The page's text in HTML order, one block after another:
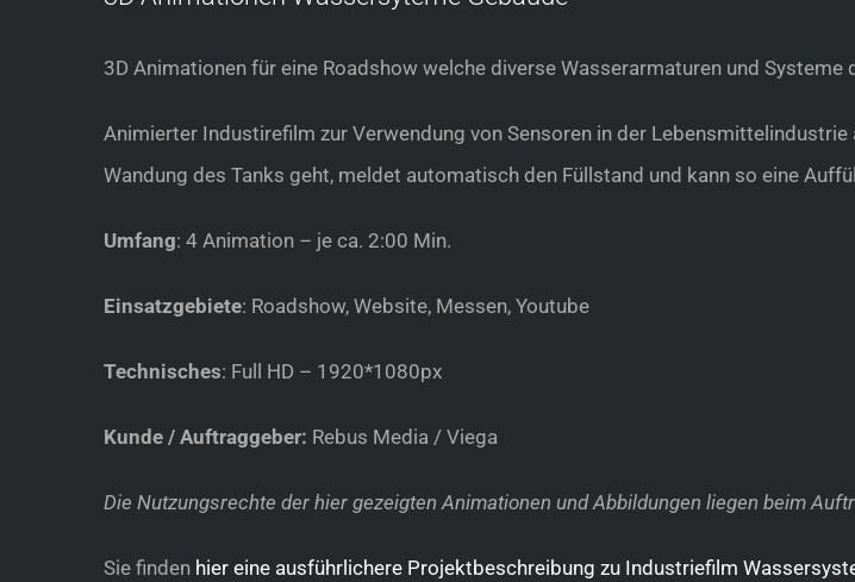
3D Animationen für eine Roadshow welche diverse Wasserarmaturen und Systeme
Animierter Industirefilm zur Verwendung von Sensoren in der
Wandung des Tanks geht, meldet automatisch den Füllstand und kann so eine
Umfang: 4 Animation – je ca. 2:00 Min.
Einsatzgebiete: Roadshow, Website, Messen, Youtube
Technisches: Full HD – 1920*1080px
Kunde / Auftraggeber: Rebus Media / Viega
Die Nutzungsrechte der hier gezeigten Animationen und Abbildungen liegen beim
Sie finden hier eine ausführlichere Projektbeschreibung zu Industriefilm